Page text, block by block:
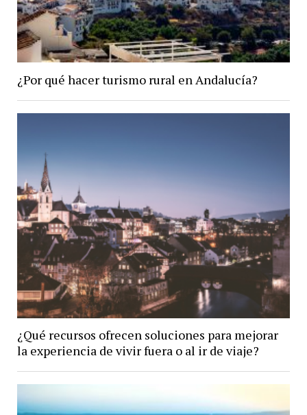
¿Por qué hacer turismo rural en Andalucía?
¿Qué recursos ofrecen soluciones para mejorar
la experiencia de vivir fuera o al ir de viaje?